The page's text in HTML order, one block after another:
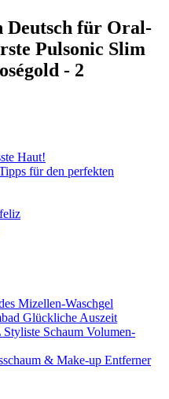
Deutsch für Oral-
Pulsonic Slim
- 2
Haut!
für den perfekten
Mizellen-Waschgel
Glückliche Auszeit
Schaum Volumen-
& Make-up Entferner